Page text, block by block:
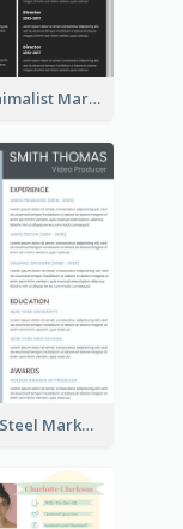
Dark Minimalist Marketing Manager Resume
Modern Steel Marketer Resume